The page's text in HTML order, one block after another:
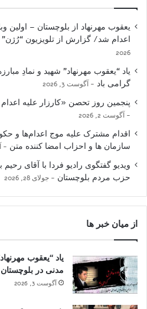
یعقوب مهرنهاد از بلوچستان – اولین
اعدام شد/ گزارش از تلویزیون “رُژن”
2026
یاد “یعقوب مهرنهاد” شهید و نمادِ
گرامی باد
آگوست 3, 2026
پنجمین روز تحصن «کارزار علیه
آگوست 2, 2026
اقدام مشترک علیه موج اعدام‌ها و
سازمان ها و احزاب امضا کننده متن
ویدیو گفتگوی رادیو فردا با آقای
حزب مردم بلوچستان
جولای 28, 2026
از میان خبر ها
یاد “یعقوب
مدنی در
آگوست 3, 2026